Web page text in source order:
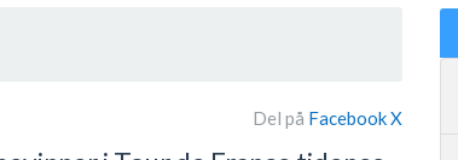
Del på FacebookX